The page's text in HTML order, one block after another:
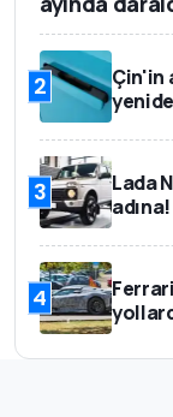
2
Çin'in
3
Lada
adına!
4